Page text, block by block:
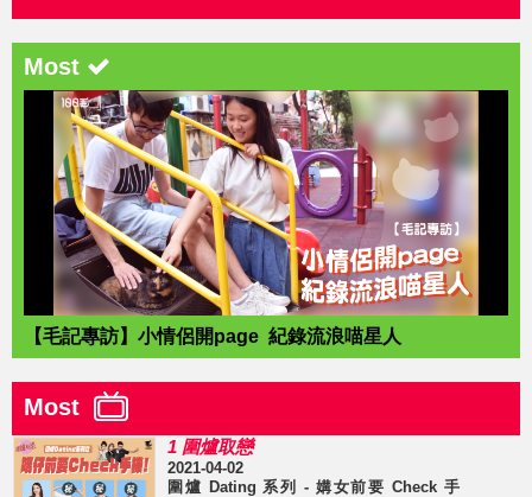
Most
【毛記專訪】小情侶開page 紀錄流浪喵星人
Most
1 圍爐取戀
2021-04-02
圍爐 Dating 系列 - 媾女前要 Check 手